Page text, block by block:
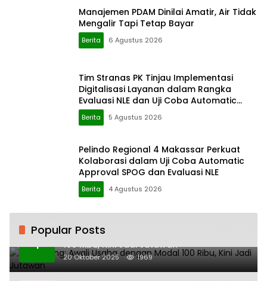
Manajemen PDAM Dinilai Amatir, Air Tidak
Mengalir Tapi Tetap Bayar
Berita 6 Agustus 2026
Tim Stranas PK Tinjau Implementasi
Digitalisasi Layanan dalam Rangka
Evaluasi NLE dan Uji Coba Automatic
Approval SPOG
Berita 5 Agustus 2026
Pelindo Regional 4 Makassar Perkuat
Kolaborasi dalam Uji Coba Automatic
Approval SPOG dan Evaluasi NLE
Berita 4 Agustus 2026
Popular Posts
1
H. Ampang: Awali Usaha dengan Modal
100 Ribu, Kini Jadi Jutawan
20 Oktober 2025 1969